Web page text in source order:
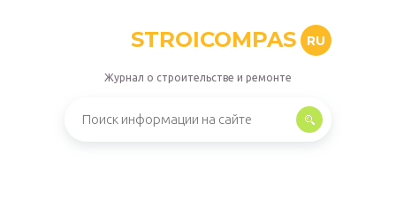
STROICOMPAS RU
Журнал о строительстве и ремонте